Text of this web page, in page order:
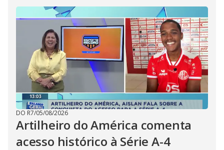
DO R7/05/08/2026
Artilheiro do América comenta
acesso histórico à Série A-4